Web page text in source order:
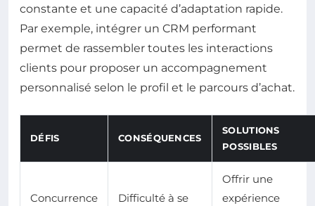
constante et une capacité d’adaptation rapide.
Par exemple, intégrer un CRM performant
permet de rassembler toutes les interactions
clients pour proposer un accompagnement
personnalisé selon le profil et le parcours d’achat.
DÉFIS CONSÉQUENCES
SOLUTIONS
POSSIBLES
Concurrence
Difficulté à se
Offrir une
expérience